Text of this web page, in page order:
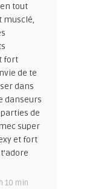
tout
musclé,
fort
de te
dans
danseurs
de
super
et fort
10 min